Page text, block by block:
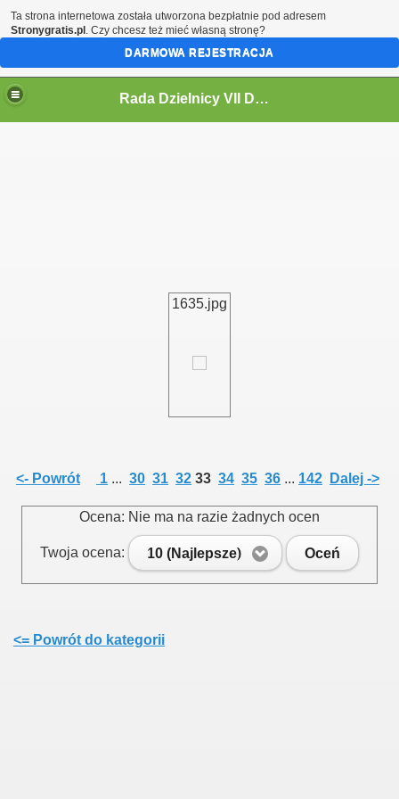
Rada Dzielnicy VII Dwór
1635.jpg
<- Powrót 1 ... 30 31 32 33 34 35 36 ... 142 Dalej ->
Ocena: Nie ma na razie żadnych ocen
Twoja ocena: 10 (Najlepsze) Oceń
<= Powrót do kategorii
Ta strona internetowa została utworzona bezpłatnie pod adresem
Stronygratis.pl . Czy chcesz też mieć własną stronę?
DARMOWA REJESTRACJA